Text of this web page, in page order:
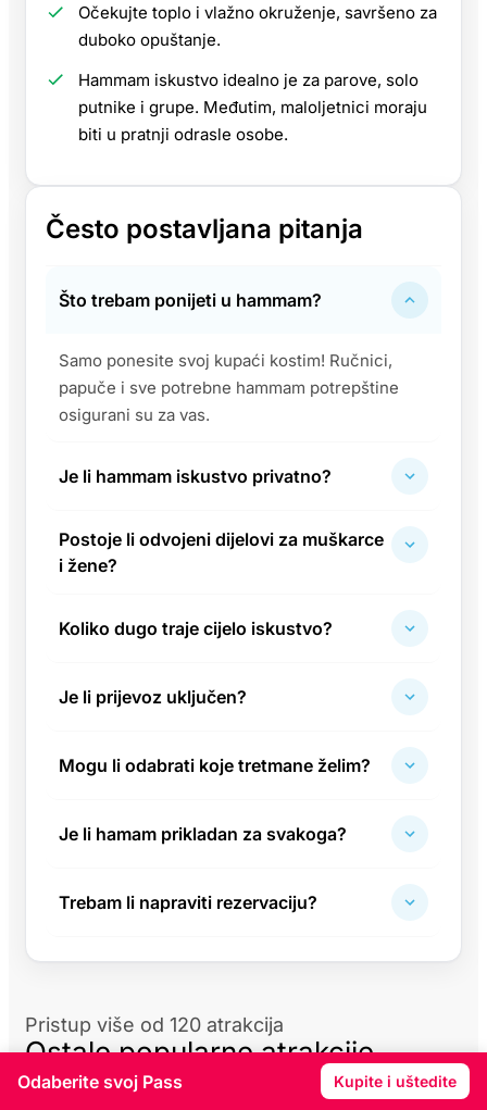
Očekujte toplo i vlažno okruženje, savršeno za
duboko opuštanje.
Hammam iskustvo idealno je za parove, solo
putnike i grupe. Međutim, maloljetnici moraju
biti u pratnji odrasle osobe.
Često postavljana pitanja
Što trebam ponijeti u hammam?
Samo ponesite svoj kupaći kostim! Ručnici,
papuče i sve potrebne hammam potrepštine
osigurani su za vas.
Je li hammam iskustvo privatno?
Postoje li odvojeni dijelovi za muškarce
i žene?
Koliko dugo traje cijelo iskustvo?
Je li prijevoz uključen?
Mogu li odabrati koje tretmane želim?
Je li hamam prikladan za svakoga?
Trebam li napraviti rezervaciju?
Pristup više od 120 atrakcija
Ostale popularne atrakcije
Odaberite svoj Pass Kupite i uštedite